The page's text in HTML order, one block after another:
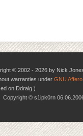
© 2002 - 2026 by Nick
warranties under GNU Affero
on Ddraig )
Copyright © s1ipk0rn